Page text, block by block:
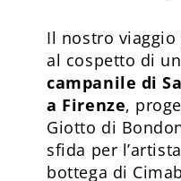
Il nostro viaggio
al cospetto di
campanile di
a Firenze,
Giotto di
sfida per
bottega di